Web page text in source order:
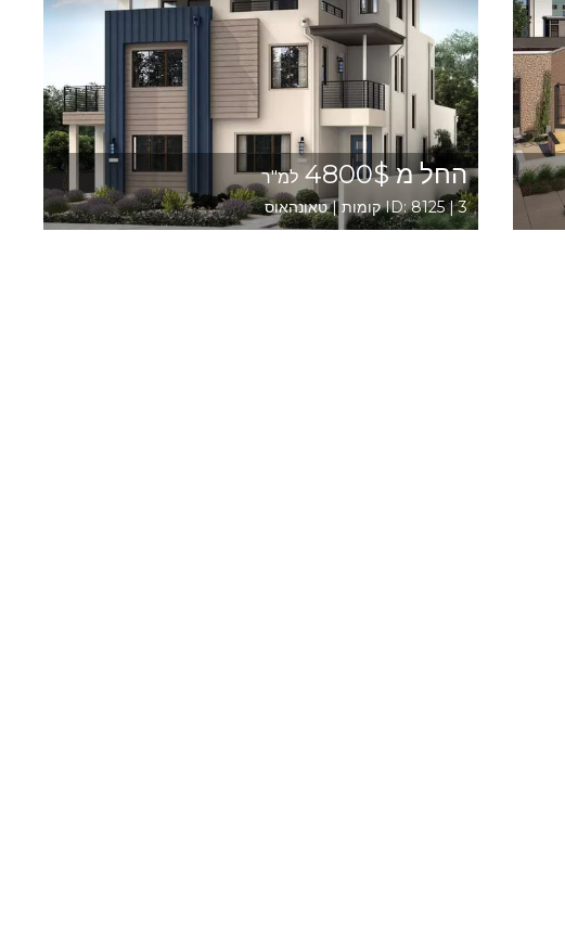
החל מ 4800$ למ"ר
ID: 8125 | 3 קומות | טאונהאוס